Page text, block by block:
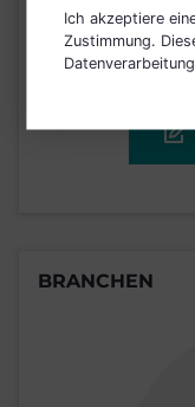
BRANCHEN
Ich akzeptiere
Zustimmung.